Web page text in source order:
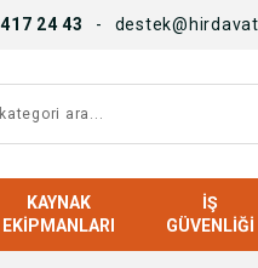
417 24 43
KAYNAK
EKIPMANLARI
İŞ
GÜVENLIĞI